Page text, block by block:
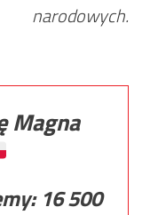
Magna
16 500